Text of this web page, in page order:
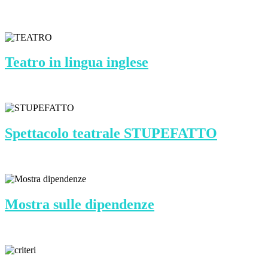
Teatro in lingua inglese
Spettacolo teatrale STUPEFATTO
Mostra sulle dipendenze